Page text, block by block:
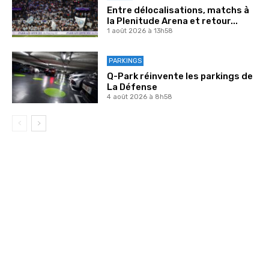
Entre délocalisations, matchs à
la Plenitude Arena et retour...
1 août 2026 à 13h58
PARKINGS
Q-Park réinvente les parkings de
La Défense
4 août 2026 à 8h58